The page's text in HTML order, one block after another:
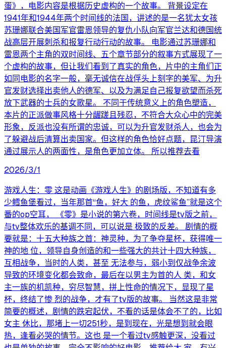
蛋》，电影内容是根据历史虚构的一个故事。 背景设定在
1941年和1944年两个时间线的法国，讲述的是一名犹太女孩
苏珊娜联合美国军官雷恩领导的复仇小队向军官兰达和德国统
战高层开展刺杀和报复行动行动的故事。 电影通过苏珊娜和
雷恩两个主角的双时间线、五个章节部分的叙事方式展现了一
个虚构的故事，但让我们看到了真实的角色，片中的主角们正
如同电影的名字一般，毫无诚信在战俘头上刻字的美军、为升
官发财选择出卖他人的德军、以及为满足自己报复欲望而杀死
放下武器的士兵的女歌星。 不同于传统意义上的角色塑造，
本片的正派做事风格十分龌蹉且残忍，不符合大众心中的完美
形象，反派也没有所谓的忠诚，可以为升官发财杀人，也会为
了躲避战后清算出卖国家。但这样的角色恰好点题，昆汀导演
通过展示人的两面性，是角色更加立体。 所以推荐去看
2026/3/1
游戏人生：零 这是动画《游戏人生》的剧场版，不知道有多
少鳕鱼堡看过，当年那首“鱼，好大 的鱼，虎纹鲨鱼”就是这个
番的op空耳， 《零》是小说的第六卷，时间线是tv版之前，
与tv整体欢乐的基调不同，可以说是 极致的反差。 剧情的概
要就是：十五大种族之首：神灵种，为了争夺星杯，获得唯一
神的地 位，领导自身创造的和一些强大的共计十四大种族，
互相战争，当时的人类，甚至 无法参与，弱小到仅战争余波
导致的环境变化都会致命，最后在以男主为首的人 类，和女
主一族的机凯种，穷尽智慧，拼上性命的情况下，显现了星
杯，终结了惨 烈的战争，才有了tv版的故事。 当然这是非常
简要的概述，剧情的跌宕起伏，不看的话是体会不了的，比如
女主 休比，那堵上一切251秒，是到现在，光是想到就会眼
热，逢看必哭的情节。这也 是一个看过tv感触更深，没看过